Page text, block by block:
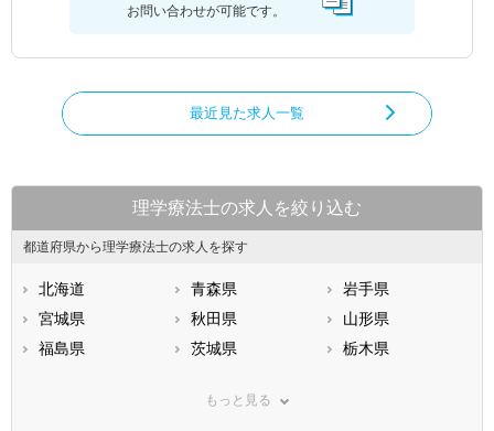
お問い合わせが可能です。
最近見た求人一覧
理学療法士の求人を絞り込む
都道府県から理学療法士の求人を探す
北海道 青森県
岩手県
宮城県
秋田県
山形県
福島県
茨城県
栃木県
神奈川県
もっと見る